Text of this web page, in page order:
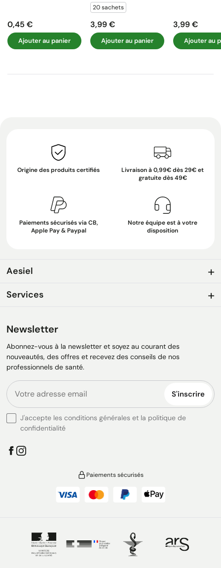
Prix
0,45 €
Ajouter au panier
20 sachets
Prix
3,99 €
Ajouter au panier
Prix
3,99 €
Ajouter au
Origine des produits certifiés
Livraison à 0,99€ dès 29€ et
gratuite dès 49€
Paiements sécurisés via CB,
Apple Pay & Paypal
Notre équipe est à votre
disposition
Aesiel
Services
Newsletter
Abonnez-vous à la newsletter et soyez au courant des
nouveautés, des offres et recevez des conseils de nos
professionnels de santé.
S'inscrire
J'accepte les conditions générales et la politique de
confidentialité
Paiements sécurisés